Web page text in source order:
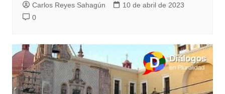
Carlos Reyes Sahagún
10 de abril de 2023
0